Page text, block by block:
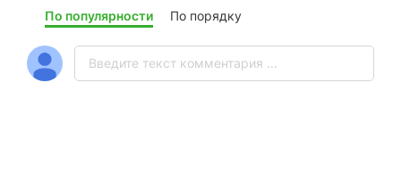
По популярности По порядку